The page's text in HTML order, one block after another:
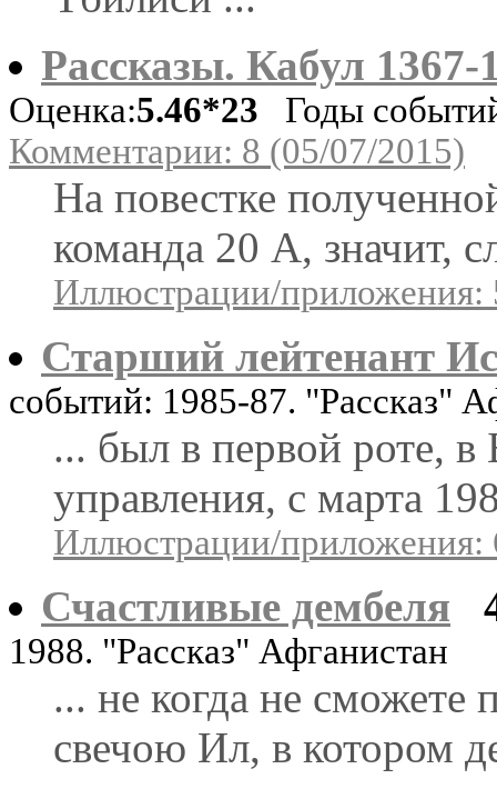
Рассказы. Кабул 1367-
Оценка:5.46*23 Годы
Комментарии: 8 (05/07/2015)
На повестке
команда 20 А, значит,
Иллюстрации/приложения:
Старший лейтенант
событий: 1985-87. "Рассказ"
... был в первой роте, в
управления, с марта
Иллюстрации/приложения:
Счастливые дембеля
1988. "Рассказ" Афганистан
... не когда не сможете
свечою Ил, в котором